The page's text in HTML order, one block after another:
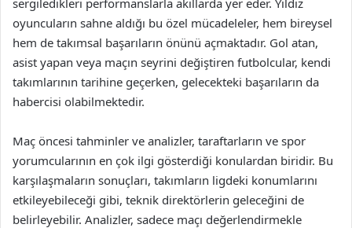
sergiledikleri performanslarla akıllarda yer eder. Yıldız
oyuncuların sahne aldığı bu özel mücadeleler, hem bireysel
hem de takımsal başarıların önünü açmaktadır. Gol atan,
asist yapan veya maçın seyrini değiştiren futbolcular, kendi
takımlarının tarihine geçerken, gelecekteki başarıların da
habercisi olabilmektedir.
Maç öncesi tahminler ve analizler, taraftarların ve spor
yorumcularının en çok ilgi gösterdiği konulardan biridir. Bu
karşılaşmaların sonuçları, takımların ligdeki konumlarını
etkileyebileceği gibi, teknik direktörlerin geleceğini de
belirleyebilir. Analizler, sadece maçı değerlendirmekle